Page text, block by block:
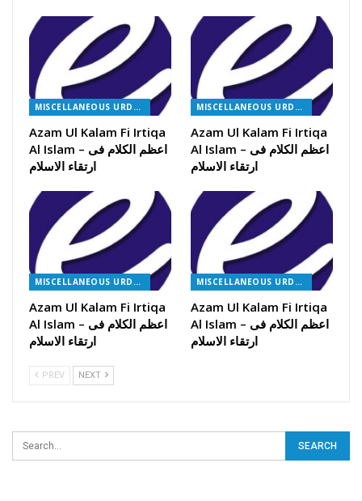
MISCELLANEOUS URDU BOOKS
Azam Ul Kalam Fi Irtiqa
Al Islam – اعظم الکلام فی
ارتقاء الاسلام
MISCELLANEOUS URDU BOOKS
Azam Ul Kalam Fi Irtiqa
Al Islam – اعظم الکلام فی
ارتقاء الاسلام
MISCELLANEOUS URDU BOOKS
Azam Ul Kalam Fi Irtiqa
Al Islam – اعظم الکلام فی
ارتقاء الاسلام
MISCELLANEOUS URDU BOOKS
Azam Ul Kalam Fi Irtiqa
Al Islam – اعظم الکلام فی
ارتقاء الاسلام
PREV NEXT